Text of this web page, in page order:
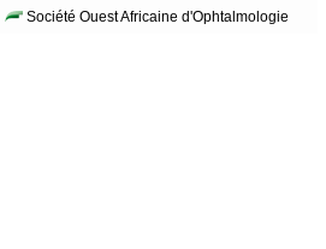
Société Ouest Africaine d'Ophtalmologie